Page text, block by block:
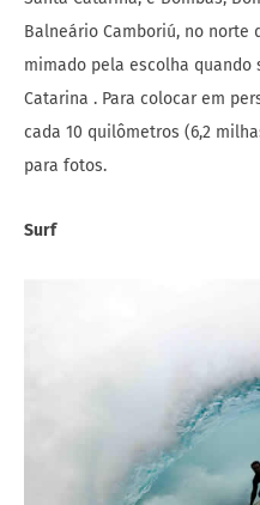
Balneário Camboriú, no norte
mimado pela escolha
Catarina . Para colocar em
cada 10 quilômetros (6,2
para fotos.
Surf